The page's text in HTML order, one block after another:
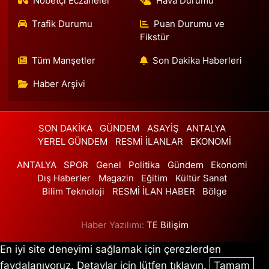
Piri Reis Mahallesi Nazım Hikmet Bulvarı 52 D New Residence
altında. Esenyurt SGK binasından Innovia 2 sitesine doğru inerken
0 (212) 852 06 72 Yol Tarifi Al
Yunus Emre Mahallesi Veyselkaranı Caddesi No:91 A PTT Yunus
0 (216) 784 50 81 Yol Tarifi Al
Meydan Istanbul Eczanesi
Fatih Sultan Mehmet Mahallesi Balkan Caddesi 62A MEYDAN
İSTANBUL AVM
Gündem Eczanesi
Hürriyet Mahallesi Dr. Cemil Bengü Caddesi 2A ÇAĞLAYAN
Trafik Durumu
Puan Durumu ve
Fikstür
Tüm Manşetler Son Dakika Haberleri
Haber Arşivi
SON DAKİKA GÜNDEM ASAYİŞ
ANTALYA
YEREL GÜNDEM
RESMİ İLANLAR EKONOMİ
ANTALYA SPOR Genel Politika Gündem
Ekonomi
Dış Haberler
Magazin Eğitim
Kültür Sanat
Bilim Teknoloji
RESMİ İLAN HABER Bölge
Haber Yazılımı: TE Bilişim
En iyi site deneyimi sağlamak için çerezlerden
faydalanıyoruz. Detaylar için lütfen tıklayın.
Tamam